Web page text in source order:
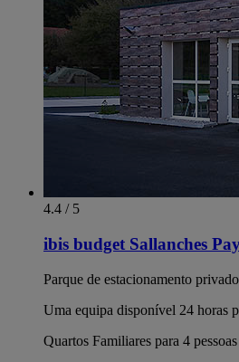
4.4 / 5
ibis budget Sallanches
Parque de estacionamento
Uma equipa disponível 24 horas
Quartos Familiares para 4 pessoas